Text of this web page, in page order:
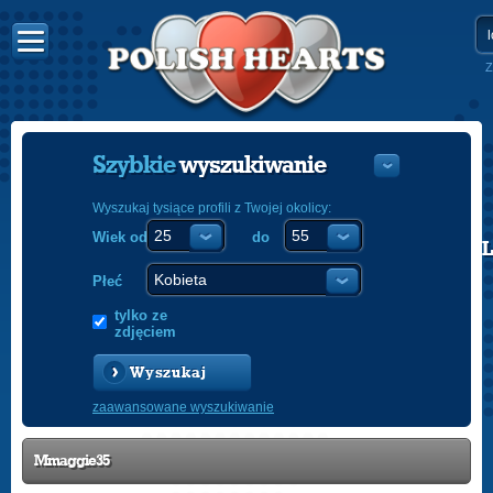
POLISH
Szybkiewyszukiwanie
Wyszukaj tysiące profili z Twojej okolicy:
Wiek od do
Płeć
tylko ze
zdjęciem
Wyszukaj
zaawansowane wyszukiwanie
Mmaggie35